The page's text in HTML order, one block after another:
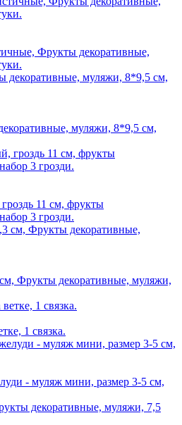
Фрукты декоративные,
муляжи, 8*9,5 см,
11 см, фрукты
3 грозди.
Фрукты декоративные, муляжи,
1 связка.
- муляж мини, размер 3-5 см,